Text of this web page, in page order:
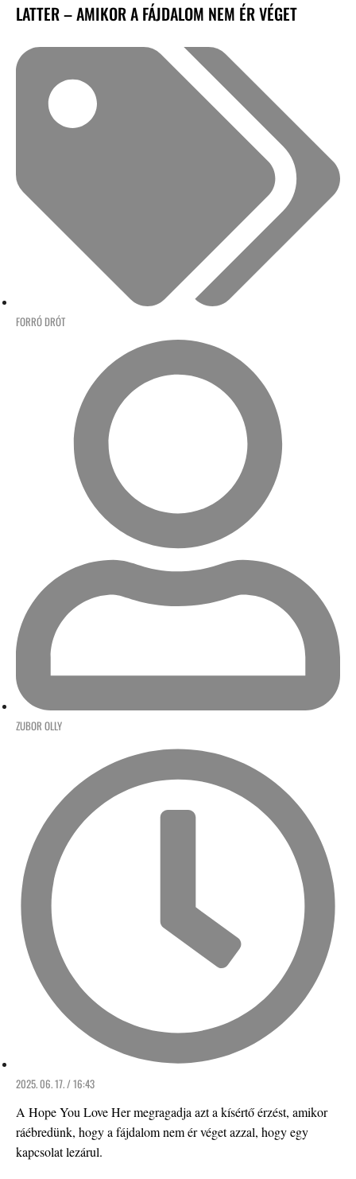
LATTER – AMIKOR A FÁJDALOM NEM ÉR VÉGET
FORRÓ DRÓT
ZUBOR OLLY
2025. 06. 17. / 16:43
A Hope You Love Her megragadja azt a kísértő érzést, amikor
ráébredünk, hogy a fájdalom nem ér véget azzal, hogy egy
kapcsolat lezárul.